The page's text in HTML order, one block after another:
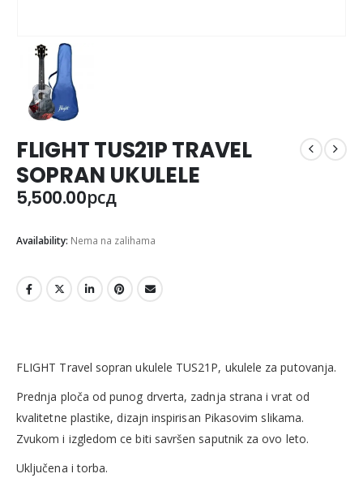
FLIGHT TUS21P TRAVEL
SOPRAN UKULELE
5,500.00рсд
Availability: Nema na zalihama
FLIGHT Travel sopran ukulele TUS21P, ukulele za putovanja.
Prednja ploča od punog drverta, zadnja strana i vrat od
kvalitetne plastike, dizajn inspirisan Pikasovim slikama.
Zvukom i izgledom ce biti savršen saputnik za ovo leto.
Uključena i torba.